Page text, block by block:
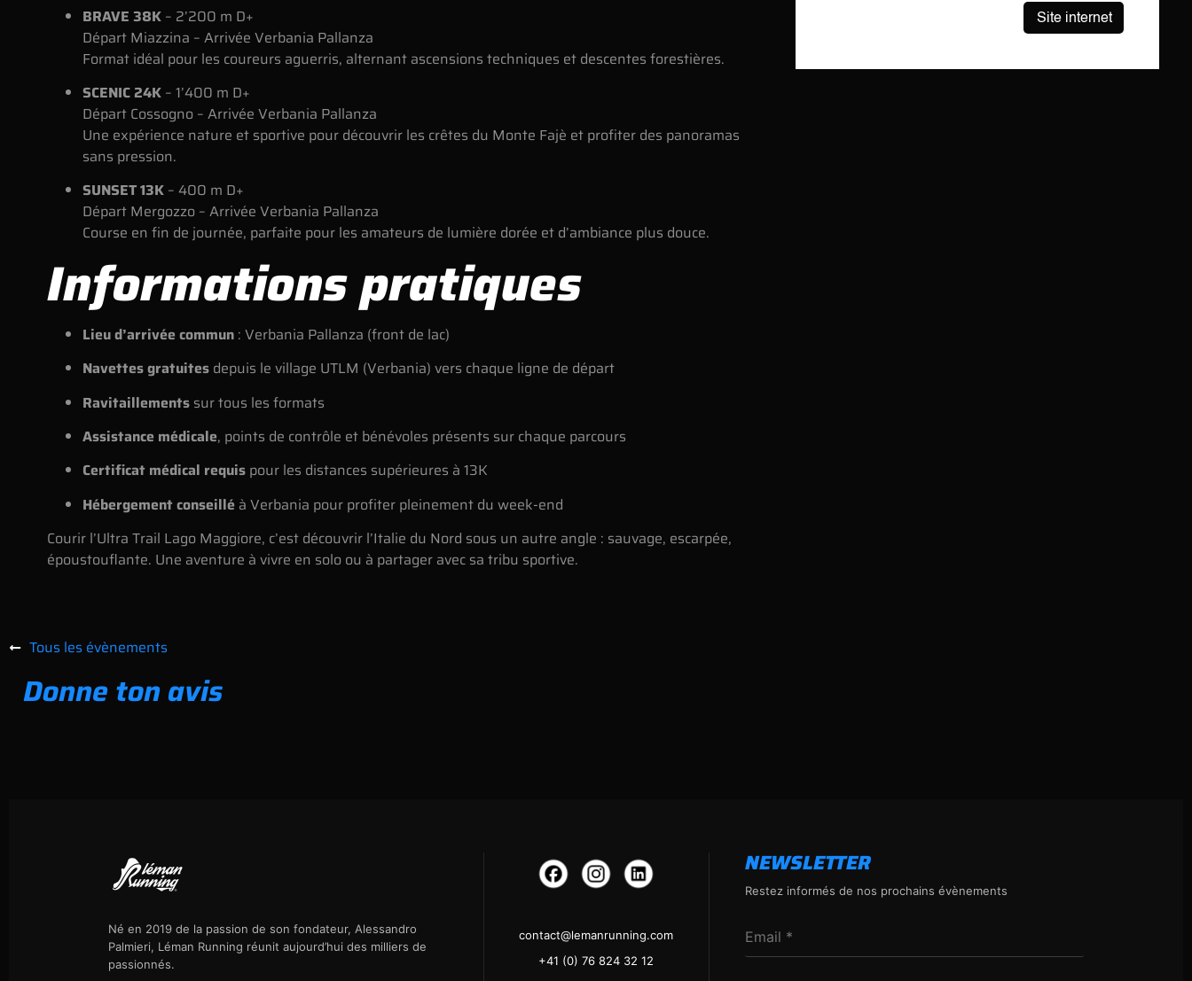
BRAVE 38K – 2’200 m D+
Départ Miazzina – Arrivée Verbania Pallanza
Format idéal pour les coureurs aguerris, alternant ascensions techniques et descentes forestières.
SCENIC 24K – 1’400 m D+
Départ Cossogno – Arrivée Verbania Pallanza
Une expérience nature et sportive pour découvrir les crêtes du Monte Fajè et profiter des panoramas
sans pression.
SUNSET 13K – 400 m D+
Départ Mergozzo – Arrivée Verbania Pallanza
Course en fin de journée, parfaite pour les amateurs de lumière dorée et d’ambiance plus douce.
Informations pratiques
Lieu d’arrivée commun : Verbania Pallanza (front de lac)
Navettes gratuites depuis le village UTLM (Verbania) vers chaque ligne de départ
Ravitaillements sur tous les formats
Assistance médicale, points de contrôle et bénévoles présents sur chaque parcours
Certificat médical requis pour les distances supérieures à 13K
Hébergement conseillé à Verbania pour profiter pleinement du week-end
Courir l’Ultra Trail Lago Maggiore, c’est découvrir l’Italie du Nord sous un autre angle : sauvage, escarpée,
époustouflante. Une aventure à vivre en solo ou à partager avec sa tribu sportive.
Tous les évènements
Donne ton avis
Né en 2019 de la passion de son fondateur, Alessandro
Palmieri, Léman Running réunit aujourd’hui des milliers de
passionnés.
contact@lemanrunning.com
+41 (0) 76 824 32 12
NEWSLETTER
Restez informés de nos prochains évènements